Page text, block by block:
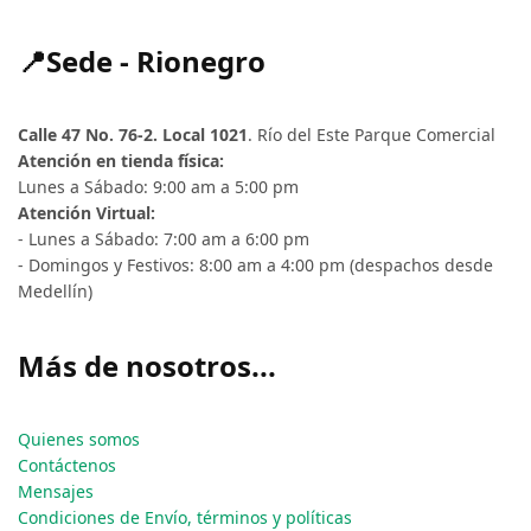
📍Sede - Rionegro
Calle 47 No. 76-2. Local 1021. Río del Este Parque Comercial
Atención en tienda física:
Lunes a Sábado: 9:00 am a 5:00 pm
Atención Virtual:
- Lunes a Sábado: 7:00 am a 6:00 pm
- Domingos y Festivos: 8:00 am a 4:00 pm (despachos desde
Medellín)
Más de nosotros...
Quienes somos
Contáctenos
Mensajes
Condiciones de Envío, términos y políticas